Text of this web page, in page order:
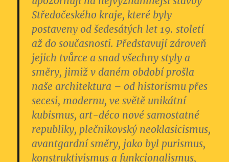
Středočeského kraje, které byly
postaveny od šedesátých let 19. století
až do současnosti. Představují zároveň
jejich tvůrce a snad všechny styly a
směry, jimiž v daném období prošla
naše architektura – od historismu přes
secesi, modernu, ve světě unikátní
kubismus, art-déco nové samostatné
republiky, plečnikovský neoklasicismus,
avantgardní směry, jako byl purismus,
konstruktivismus a funkcionalismus,